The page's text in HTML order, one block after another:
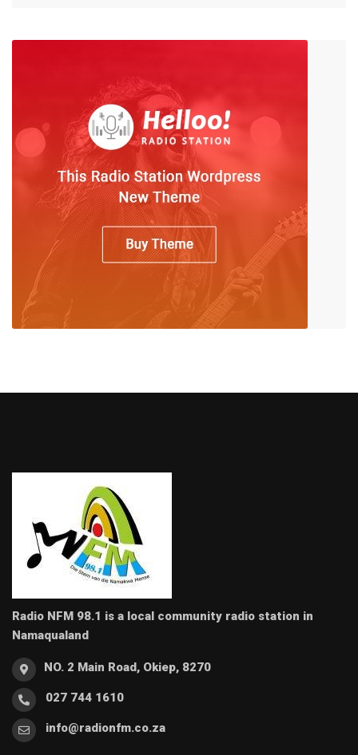
Radio NFM 98.1 is a local community radio station in
Namaqualand
NO. 2 Main Road, Okiep, 8270
027 744 1610
info@radionfm.co.za